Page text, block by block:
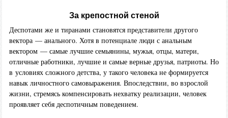
За крепостной стеной
Деспотами же и тиранами становятся представители другого
вектора — анального. Хотя в потенциале люди с анальным
вектором — самые лучшие семьянины, мужья, отцы, матери,
отличные работники, лучшие и самые верные друзья, патриоты. Но
в условиях сложного детства, у такого человека не формируется
навык личностного самовыражения. Впоследствии, во взрослой
жизни, стремясь компенсировать нехватку реализации, человек
проявляет себя деспотичным поведением.